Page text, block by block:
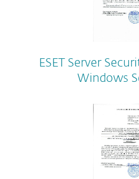
ESET Server
Windows